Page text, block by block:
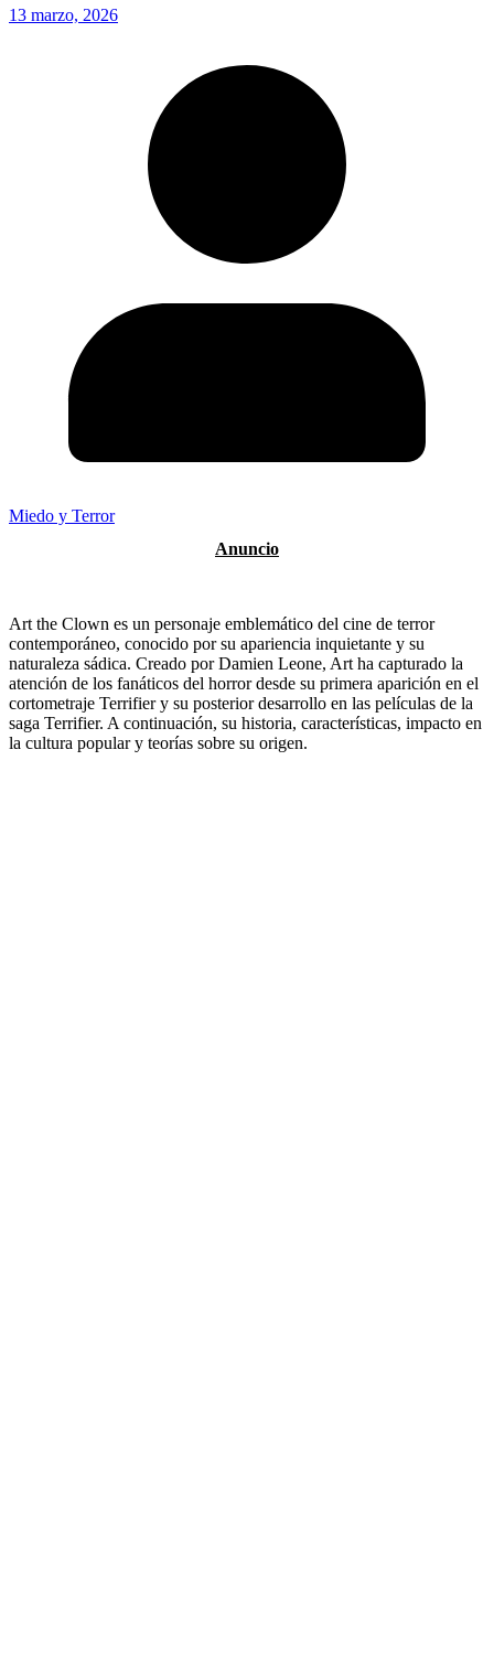
13 marzo, 2026
Miedo y Terror
Art the Clown es un personaje emblemático del cine de terror
contemporáneo, conocido por su apariencia inquietante y su
naturaleza sádica. Creado por Damien Leone, Art ha capturado la
atención de los fanáticos del horror desde su primera aparición en el
cortometraje Terrifier y su posterior desarrollo en las películas de la
saga Terrifier. A continuación, su historia, características, impacto en
la cultura popular y teorías sobre su origen.